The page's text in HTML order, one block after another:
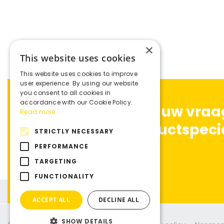
Advies nodig? Stel uw
één van onze
Contact
×
This website uses cookies
This website uses cookies to improve
user experience. By using our website
you consent to all cookies in
accordance with our Cookie Policy.
Read more
STRICTLY NECESSARY
PERFORMANCE
TARGETING
FUNCTIONALITY
ACCEPT ALL DECLINE ALL
SHOW DETAILS